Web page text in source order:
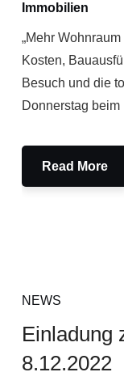
Immobilien
„Mehr
Kosten,
Besuch und die
Donnerstag
Read More
NEWS
Einladung
8.12.2022